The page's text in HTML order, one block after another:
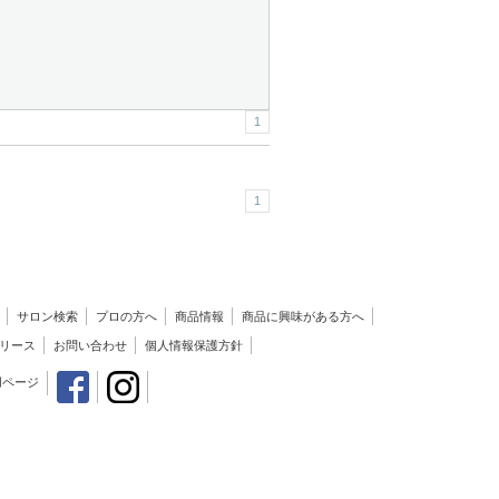
1
1
サロン検索 プロの方へ 商品情報 商品に興味がある方へ
ース お問い合わせ 個人情報保護方針
ージ